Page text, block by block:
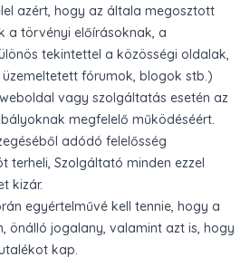
azért, hogy az általa megosztott
a törvényi előírásoknak, a
tekintettel a közösségi oldalak,
fórumok, blogok stb.)
vagy szolgáltatás esetén az
megfelelő működéséért.
adódó felelősség
terheli, Szolgáltató minden ezzel
kizár.
egyértelművé kell tennie, hogy a
önálló jogalany, valamint azt is, hogy
kap.